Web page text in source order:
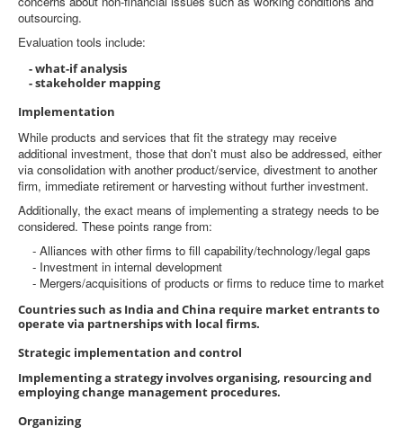
outsourcing.
Evaluation tools include:
- what-if analysis
- stakeholder mapping
Implementation
While products and services that fit the strategy may receive
additional investment, those that don't must also be addressed, either
via consolidation with another product/service, divestment to another
firm, immediate retirement or harvesting without further investment.
Additionally, the exact means of implementing a strategy needs to be
considered. These points range from:
- Alliances with other firms to fill capability/technology/legal gaps
- Investment in internal development
- Mergers/acquisitions of products or firms to reduce time to market
Countries such as India and China require market entrants to
operate via partnerships with local firms.
Strategic implementation and control
Implementing a strategy involves organising, resourcing and
employing change management procedures.
Organizing